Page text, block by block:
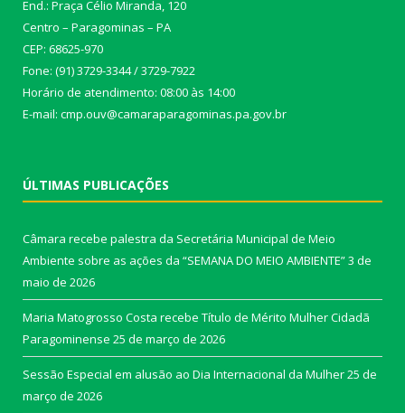
End.: Praça Célio Miranda, 120
Centro – Paragominas – PA
CEP: 68625-970
Fone: (91) 3729-3344 / 3729-7922
Horário de atendimento: 08:00 às 14:00
E-mail: cmp.ouv@camaraparagominas.pa.gov.br
ÚLTIMAS PUBLICAÇÕES
Câmara recebe palestra da Secretária Municipal de Meio
Ambiente sobre as ações da “SEMANA DO MEIO AMBIENTE”3 de
maio de 2026
Maria Matogrosso Costa recebe Título de Mérito Mulher Cidadã
Paragominense 25 de março de 2026
Sessão Especial em alusão ao Dia Internacional da Mulher25 de
março de 2026